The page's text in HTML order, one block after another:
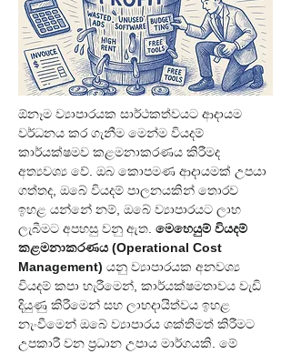
ඕනෑම ව්‍යාපාරයක සාර්ථකත්වයට ආදායම
වර්ධනය කර ගැනීම මෙන්ම වියදම්
කාර්යක්ෂමව කළමනාකරණය කිරීමද
අත්‍යවශ්‍ය වේ. ඔබ කොපමණ ආදායමක් උපයා
ගත්තද, ඔබේ වියදම් පාලනයකින් තොරව
ඉහළ යන්නේ නම්, ඔබේ ව්‍යාපාරයට ලාභ
ලැබීමට අපහසු වනු ඇත. මෙහෙයුම් වියදම්
කළමනාකරණය (Operational Cost
Management) යනු ව්‍යාපාරයක අනවශ්‍ය
වියදම් කපා හැරීමෙන්, කාර්යක්ෂමතාවය වැඩි
දියුණු කිරීමෙන් සහ ලාභදායිත්වය ඉහළ
නැංවීමෙන් ඔබේ ව්‍යාපාරය ශක්තිමත් කිරීමට
උපකාරී වන ප්‍රධාන උපාය මාර්ගයකි. මේ